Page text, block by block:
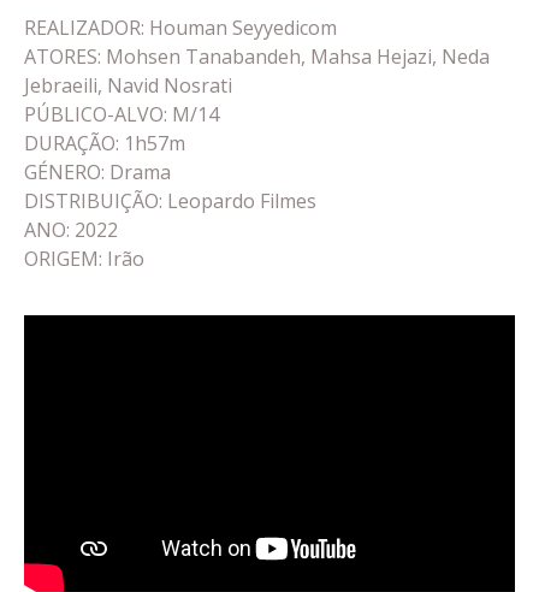
REALIZADOR: Houman Seyyedicom
ATORES: Mohsen Tanabandeh, Mahsa Hejazi, Neda
Jebraeili, Navid Nosrati
PÚBLICO-ALVO: M/14
DURAÇÃO: 1h57m
GÉNERO: Drama
DISTRIBUIÇÃO: Leopardo Filmes
ANO: 2022
ORIGEM: Irão